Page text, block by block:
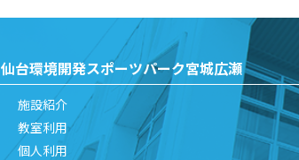
仙台環境開発スポーツパーク宮城広瀬
施設紹介
教室利用
個人利用